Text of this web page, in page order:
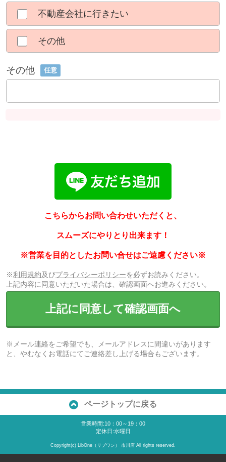
不動産会社に行きたい
その他
その他 任意
こちらからお問い合わせいただくと、
スムーズにやりとり出来ます！
※営業を目的としたお問い合せはご遠慮ください※
※利用規約及びプライバシーポリシーを必ずお読みください。
上記内容に同意いただいた場合は、確認画面へお進みください。
上記に同意して確認画面へ
※メール連絡をご希望でも、メールアドレスに間違いがあります
と、やむなくお電話にてご連絡差し上げる場合もございます。
ページトップに戻る
営業時間:10：00～19：00
定休日:水曜日
Copyright(c) LibOne（リブワン） 市川店 All rights reserved.